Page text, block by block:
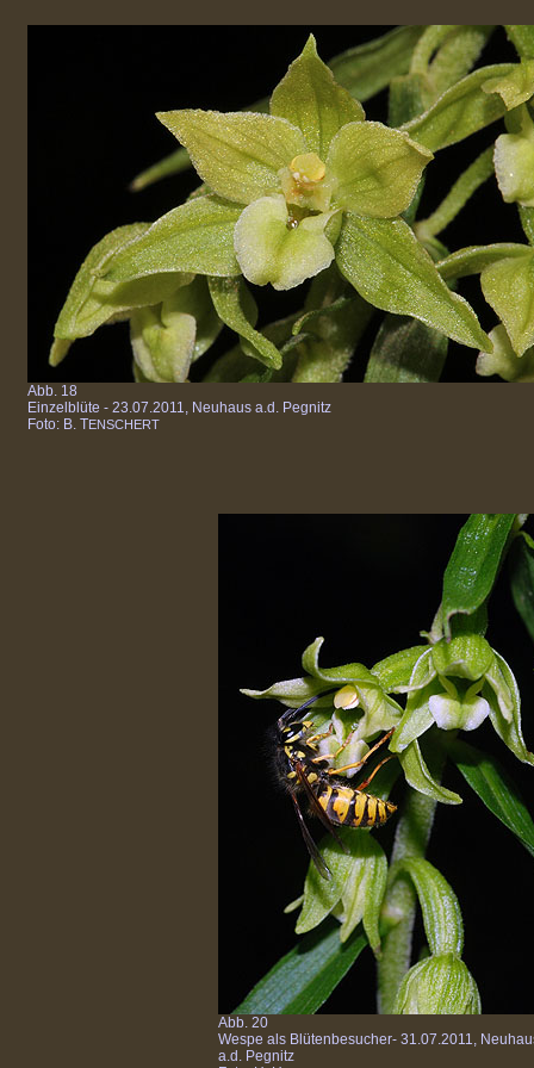
Abb. 18
Einzelblüte - 23.07.2011, Neuhaus a.d. Pegnitz
Foto: B. TENSCHERT
Abb. 20
Wespe als Blütenbesucher- 31.07.2011,
a.d. Pegnitz